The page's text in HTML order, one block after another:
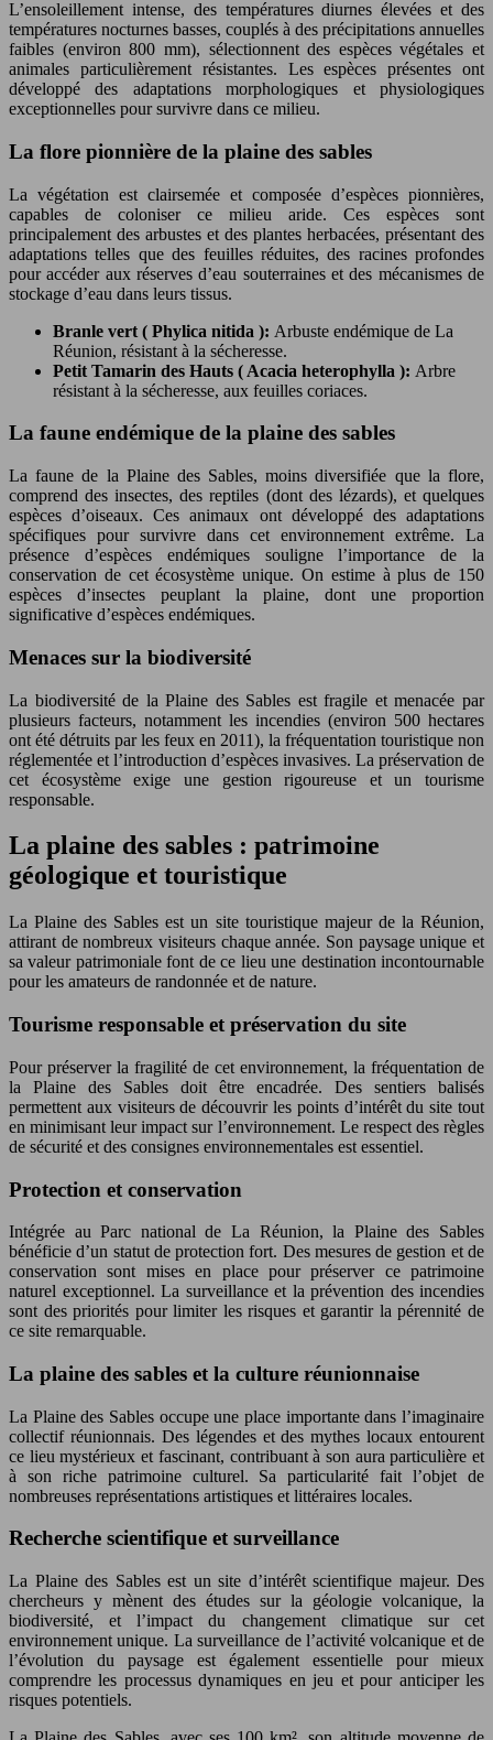
L’ensoleillement intense, des températures diurnes élevées et des
températures nocturnes basses, couplés à des précipitations annuelles
faibles (environ 800 mm), sélectionnent des espèces végétales et
animales particulièrement résistantes. Les espèces présentes ont
développé des adaptations morphologiques et physiologiques
exceptionnelles pour survivre dans ce milieu.
La flore pionnière de la plaine des sables
La végétation est clairsemée et composée d’espèces pionnières,
capables de coloniser ce milieu aride. Ces espèces sont
principalement des arbustes et des plantes herbacées, présentant des
adaptations telles que des feuilles réduites, des racines profondes
pour accéder aux réserves d’eau souterraines et des mécanismes de
stockage d’eau dans leurs tissus.
Branle vert ( Phylica nitida ): Arbuste endémique de La
Réunion, résistant à la sécheresse.
Petit Tamarin des Hauts ( Acacia heterophylla ): Arbre
résistant à la sécheresse, aux feuilles coriaces.
La faune endémique de la plaine des sables
La faune de la Plaine des Sables, moins diversifiée que la flore,
comprend des insectes, des reptiles (dont des lézards), et quelques
espèces d’oiseaux. Ces animaux ont développé des adaptations
spécifiques pour survivre dans cet environnement extrême. La
présence d’espèces endémiques souligne l’importance de la
conservation de cet écosystème unique. On estime à plus de 150
espèces d’insectes peuplant la plaine, dont une proportion
significative d’espèces endémiques.
Menaces sur la biodiversité
La biodiversité de la Plaine des Sables est fragile et menacée par
plusieurs facteurs, notamment les incendies (environ 500 hectares
ont été détruits par les feux en 2011), la fréquentation touristique non
réglementée et l’introduction d’espèces invasives. La préservation de
cet écosystème exige une gestion rigoureuse et un tourisme
responsable.
La plaine des sables : patrimoine
géologique et touristique
La Plaine des Sables est un site touristique majeur de la Réunion,
attirant de nombreux visiteurs chaque année. Son paysage unique et
sa valeur patrimoniale font de ce lieu une destination incontournable
pour les amateurs de randonnée et de nature.
Tourisme responsable et préservation du site
Pour préserver la fragilité de cet environnement, la fréquentation de
la Plaine des Sables doit être encadrée. Des sentiers balisés
permettent aux visiteurs de découvrir les points d’intérêt du site tout
en minimisant leur impact sur l’environnement. Le respect des règles
de sécurité et des consignes environnementales est essentiel.
Protection et conservation
Intégrée au Parc national de La Réunion, la Plaine des Sables
bénéficie d’un statut de protection fort. Des mesures de gestion et de
conservation sont mises en place pour préserver ce patrimoine
naturel exceptionnel. La surveillance et la prévention des incendies
sont des priorités pour limiter les risques et garantir la pérennité de
ce site remarquable.
La plaine des sables et la culture réunionnaise
La Plaine des Sables occupe une place importante dans l’imaginaire
collectif réunionnais. Des légendes et des mythes locaux entourent
ce lieu mystérieux et fascinant, contribuant à son aura particulière et
à son riche patrimoine culturel. Sa particularité fait l’objet de
nombreuses représentations artistiques et littéraires locales.
Recherche scientifique et surveillance
La Plaine des Sables est un site d’intérêt scientifique majeur. Des
chercheurs y mènent des études sur la géologie volcanique, la
biodiversité, et l’impact du changement climatique sur cet
environnement unique. La surveillance de l’activité volcanique et de
l’évolution du paysage est également essentielle pour mieux
comprendre les processus dynamiques en jeu et pour anticiper les
risques potentiels.